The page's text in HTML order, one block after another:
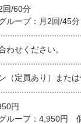
/60分
ループ：月2回/45
わせください。
（定員あり）また
円
ループ：4,950円